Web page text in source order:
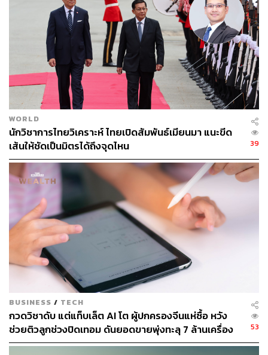
WORLD
นักวิชาการไทยวิเคราะห์ ไทยเปิดสัมพันธ์เมียนมา แนะขีด
เส้นให้ชัดเป็นมิตรได้ถึงจุดไหน
39
BUSINESS / TECH
กวดวิชาดับ แต่แท็บเล็ต AI โต ผู้ปกครองจีนแห่ซื้อ หวัง
ช่วยติวลูกช่วงปิดเทอม ดันยอดขายพุ่งทะลุ 7 ล้านเครื่อง
53